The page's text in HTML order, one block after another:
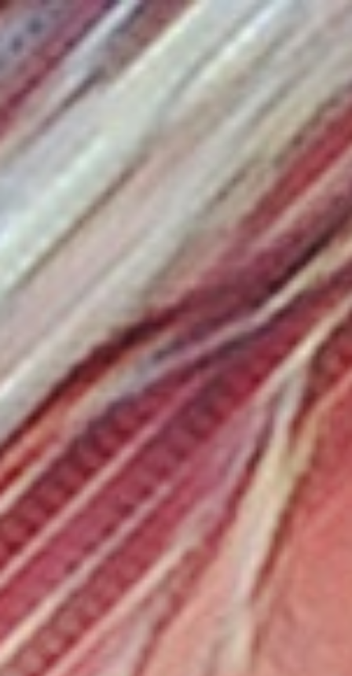
Miroverse
テンプレート
おすすめ
AI 搭載
ユースケース別
会議とワークショップ